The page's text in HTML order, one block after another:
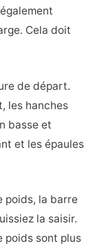
Cela doit
de départ.
les hanches
basse et
et les épaules
poids, la barre
la saisir.
poids sont plus